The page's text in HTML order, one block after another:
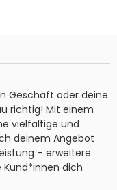
Geschäft oder deine
richtig! Mit einem
vielfältige und
deinem Angebot
– erweitere
Kund*innen dich